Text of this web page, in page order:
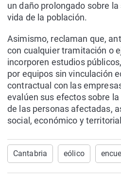
un daño prolongado sobre
vida de la población.
Asimismo, reclaman que,
con cualquier tramitación o
incorporen estudios
por equipos sin vinculación
contractual con las
evalúen sus efectos sobre
de las personas afectadas,
social, económico y
Cantabria eólico